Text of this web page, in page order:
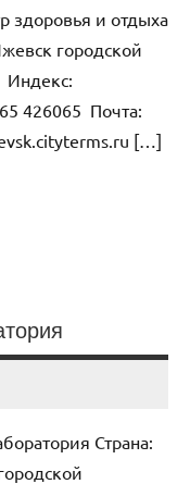
здоровья и отдыха
городской
Индекс:
426065 Почта:
[…]
Страна: